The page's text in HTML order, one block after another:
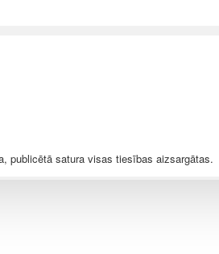
publicētā satura visas tiesības aizsargātas.